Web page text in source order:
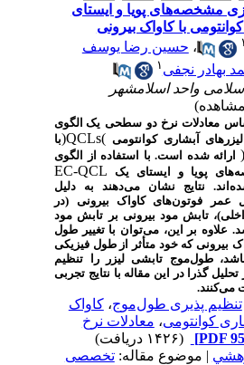
مشخصه‌های پویا و ایستای
با کاواک بیرونی
،حسین رضا یوسف
بهادر نجفی
معادلات نرخ دو سطحی یک الگوی
آبشاری کوانتومی
(
QCLs
)با
شده است. با استفاده از الگوی
پویا و ایستای یکEC-QCL
نتایج نشان می‌دهند به دلیل
فوتون‌های کاواک بیرونی (در
تابش مود بیرونی بر تابش مود
بر این، می‌توان با تغییر طول
که خود متأثر از طول فیزیکی
طول‌موج تابشی لیزر را تنظیم
گذرا در این مقاله با نتایج تجربی
پذیری طول‌موج،کاواک
کوانتومی،معادلات نرخ
| موضوع مقاله:تخصصی